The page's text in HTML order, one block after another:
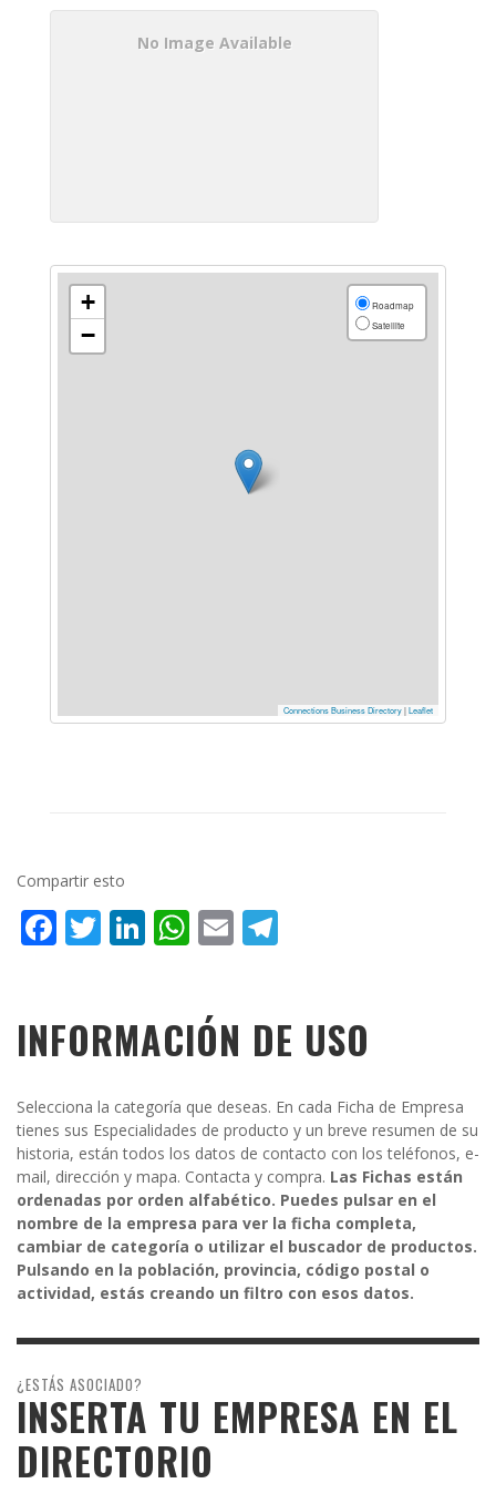
No Image Available
+
−
Roadmap
Satellite
Connections Business Directory|Leaflet
Compartir esto
Facebook
Twitter
LinkedIn
WhatsApp
Email
INFORMACIÓN DE USO
Selecciona la categoría que deseas. En cada Ficha de Empresa
tienes sus Especialidades de producto y un breve resumen de su
historia, están todos los datos de contacto con los teléfonos, e-
mail, dirección y mapa. Contacta y compra. Las Fichas están
ordenadas por orden alfabético. Puedes pulsar en el
nombre de la empresa para ver la ficha completa,
cambiar de categoría o utilizar el buscador de productos.
Pulsando en la población, provincia, código postal o
actividad, estás creando un filtro con esos datos.
¿ESTÁS ASOCIADO?
INSERTA TU EMPRESA EN EL
DIRECTORIO